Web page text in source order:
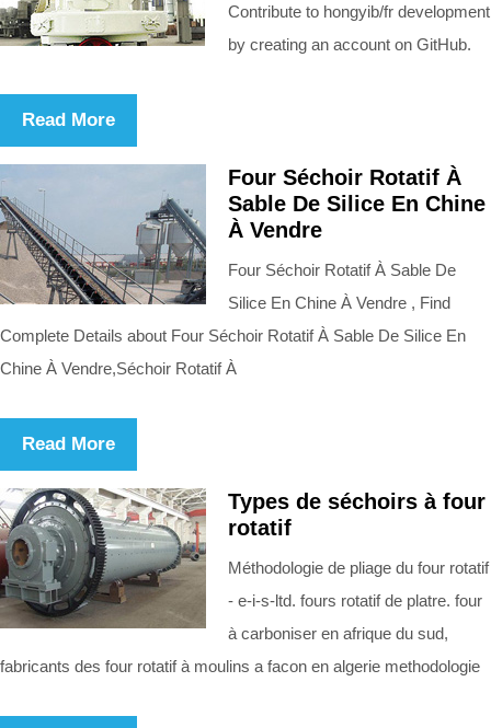
Contribute to hongyib/fr development
by creating an account on GitHub.
Read More
Four Séchoir Rotatif À
Sable De Silice En Chine
À Vendre
Four Séchoir Rotatif À Sable De
Silice En Chine À Vendre , Find
Complete Details about Four Séchoir Rotatif À Sable De Silice En
Chine À Vendre,Séchoir Rotatif À
Read More
Types de séchoirs à four
rotatif
Méthodologie de pliage du four rotatif
- e-i-s-ltd. fours rotatif de platre. four
à carboniser en afrique du sud,
fabricants des four rotatif à moulins a facon en algerie methodologie